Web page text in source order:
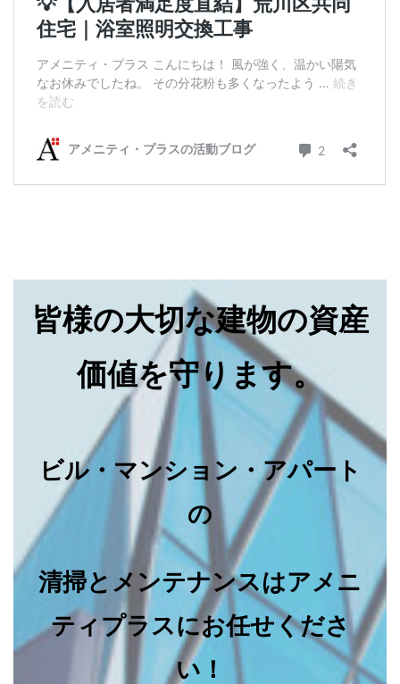
皆様の大切な建物の資産
価値を守ります。
ビル・マンション・アパート
の
清掃とメンテナンスはアメニ
ティプラスにお任せくださ
い！